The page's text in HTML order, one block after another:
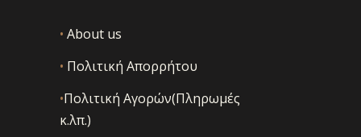
• About us
• Πολιτική Απορρήτου
•Πολιτική Αγορών(Πληρωμές
κ.λπ.)